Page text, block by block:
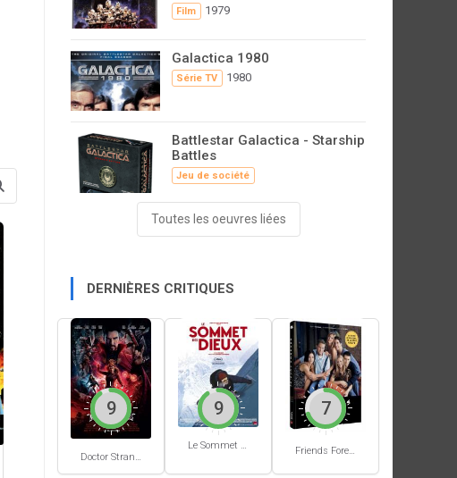
Film 1979
Galactica 1980
Série TV 1980
Battlestar Galactica - Starship
Battles
Jeu de société
Toutes les oeuvres liées
DERNIÈRES CRITIQUES
Doctor Strange in the Multiverse of Madness
9
Le Sommet des Dieux
9 7